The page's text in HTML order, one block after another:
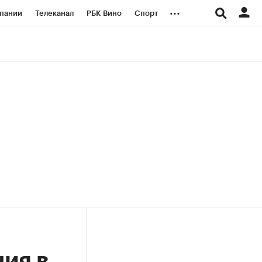
Телеканал РБК Вино Спорт ...